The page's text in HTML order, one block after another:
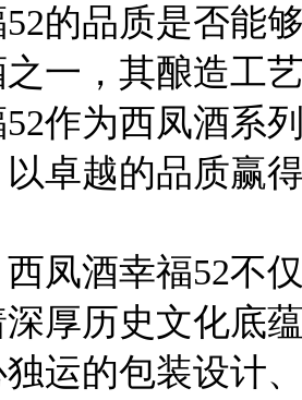
的品质是否能
之一，其酿造工
作为西凤酒系
卓越的品质赢
凤酒幸福52不
厚历史文化底
运的包装设计